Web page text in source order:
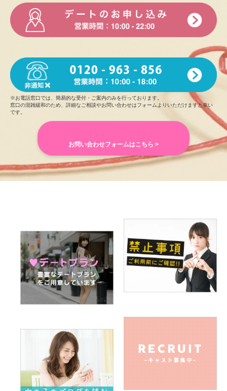
※お電話窓口では、簡易的な受付・ご案内のみを行っております。
窓口の混雑緩和のため、詳細なご相談やお問い合わせはフォームよりいただけますと幸い
です。
お問い合わせフォームはこちら >